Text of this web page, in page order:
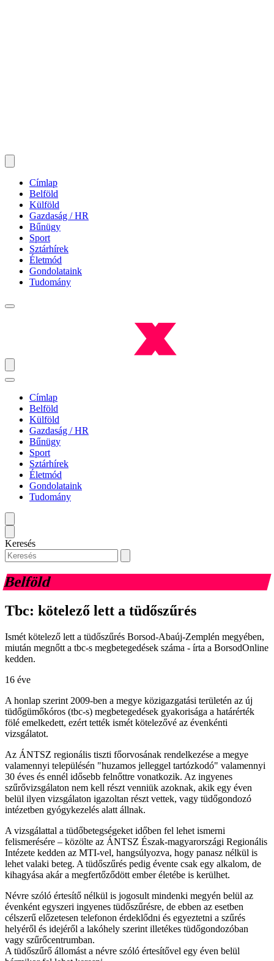
Címlap
Belföld
Külföld
Gazdaság / HR
Bűnügy
Sport
Sztárhírek
Életmód
Gondolataink
Tudomány
Címlap
Belföld
Külföld
Gazdaság / HR
Bűnügy
Sport
Sztárhírek
Életmód
Gondolataink
Tudomány
Keresés
Belföld
Tbc: kötelező lett a tüdőszűrés
Ismét kötelező lett a tüdőszűrés Borsod-Abaúj-Zemplén megyében,
miután megnőtt a tbc-s megbetegedések száma - írta a BorsodOnline
kedden.
16 éve
A honlap szerint 2009-ben a megye közigazgatási területén az új
tüdőgümőkóros (tbc-s) megbetegedések gyakorisága a határérték
fölé emelkedett, ezért tették ismét kötelezővé az évenkénti
vizsgálatot.
Az ÁNTSZ regionális tiszti főorvosának rendelkezése a megye
valamennyi településén "huzamos jelleggel tartózkodó" valamennyi
30 éves és ennél idősebb felnőttre vonatkozik. Az ingyenes
szűrővizsgálaton nem kell részt venniük azoknak, akik egy éven
belül ilyen vizsgálaton igazoltan részt vettek, vagy tüdőgondozó
intézetben gyógykezelés alatt állnak.
A vizsgálattal a tüdőbetegségeket időben fel lehet ismerni
felismerésére – közölte az ÁNTSZ Észak-magyarországi Regionális
Intézete kedden az MTI-vel, hangsúlyozva, hogy panasz nélkül is
lehet valaki beteg. A tüdőszűrés pedig évente csak egy alkalom, de
kihagyása akár a megfertőződött ember életébe is kerülhet.
Névre szóló értesítő nélkül is jogosult mindenki megyén belül az
évenként egyszeri ingyenes tüdőszűrésre, de ebben az esetben
célszerű előzetesen telefonon érdeklődni és egyeztetni a szűrés
helyéről és idejéről a lakóhely szerint illetékes tüdőgondozóban
vagy szűrőcentrumban.
A tüdőszűrő állomást a névre szóló értesítővel egy éven belül